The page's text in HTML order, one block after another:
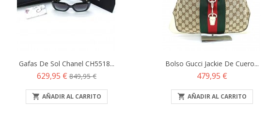
Gafas De Sol Chanel CH5518...
Precio
629,95 €Precio
base
849,95 €
 AÑADIR AL CARRITO
Bolso Gucci Jackie De Cuero...
Precio
479,95 €
 AÑADIR AL CARRITO